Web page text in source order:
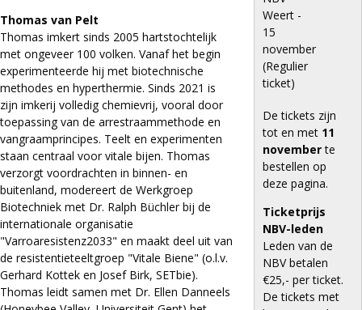
Thomas van Pelt
Thomas imkert sinds 2005 hartstochtelijk
met ongeveer 100 volken. Vanaf het begin
experimenteerde hij met biotechnische
methodes en hyperthermie. Sinds 2021 is
zijn imkerij volledig chemievrij, vooral door
toepassing van de arrestraammethode en
vangraamprincipes. Teelt en experimenten
staan centraal voor vitale bijen. Thomas
verzorgt voordrachten in binnen- en
buitenland, modereert de Werkgroep
Biotechniek met Dr. Ralph Büchler bij de
internationale organisatie
"Varroaresistenz2033" en maakt deel uit van
de resistentieteeltgroep "Vitale Biene" (o.l.v.
Gerhard Kottek en Josef Birk, SETbie).
Thomas leidt samen met Dr. Ellen Danneels
Weert -
15
november
(Regulier
ticket)
De tickets zijn
tot en met 11
novemberte
bestellen op
deze pagina.
Ticketprijs
NBV-leden
Leden van de
NBV betalen
€25,- per ticket.
De tickets met